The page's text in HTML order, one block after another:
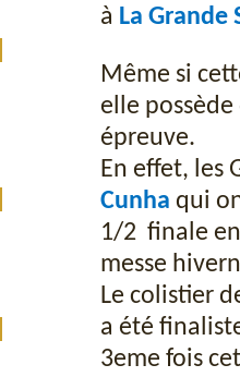
à La Grande
Même si
elle possède
épreuve.
En effet, les
Cunha qui
1/2 finale
messe
Le colistier
a été
3eme fois